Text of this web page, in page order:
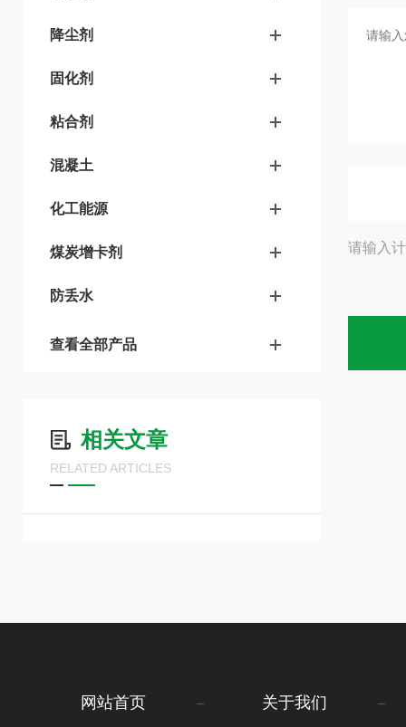
降尘剂
固化剂
粘合剂
混凝土
化工能源
煤炭增卡剂
防丢水
查看全部产品
相关文章
RELATED ARTICLES
请输入
网站首页 关于我们